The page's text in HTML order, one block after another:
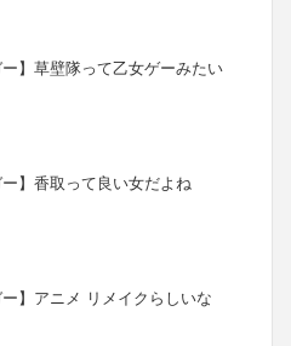
ー】草壁隊って乙女ゲーみたい
ー】香取って良い女だよね
ー】アニメ リメイクらしいな